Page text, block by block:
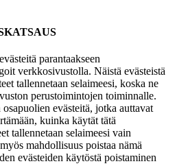
parantaakseen
verkkosivustolla. Näistä evästeistä
tallennetaan selaimeesi, koska ne
perustoimintojen toiminnalle.
evästeitä, jotka auttavat
kuinka käytät tätä
tallennetaan selaimeesi vain
mahdollisuus poistaa nämä
evästeiden käytöstä poistaminen